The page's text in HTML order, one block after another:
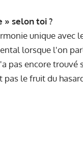
» selon toi ?
unique avec
lorsque l'on
pas encore
le fruit du